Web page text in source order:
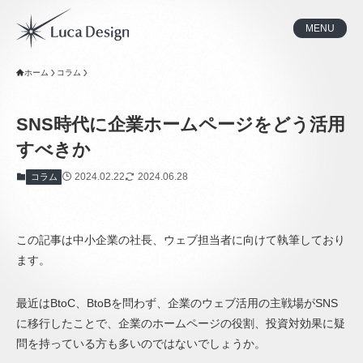
MENU
ホーム コラム
SNS時代に企業ホームページをどう活用
すべきか
コラム 2024.02.22 2024.06.28
この記事は中小企業の社長、ウェブ担当者に向けて執筆しており
ます。
最近はBtoC、BtoBを問わず、企業のウェブ活用の主戦場がSNS
に移行したことで、企業のホームページの役割、投資対効果に疑
問を持っている方も多いのではないでしょうか。